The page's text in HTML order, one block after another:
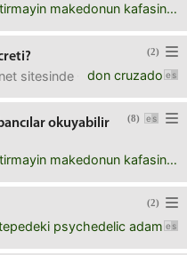
attirmayin makedonun kafasini
bu işe ayırabileceğim 0 TL
(2)
don cruzado
sitesinde Gaziemir katlı
(8)
okuyabilir
attirmayin makedonun kafasini
bizde mesela kasideler
(2)
psychedelic adam
3-4 günüm olacak.